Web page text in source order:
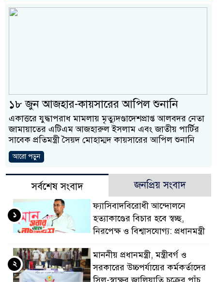
মিরপুর মডেল থানার অভিযানে ৯০ বোতল
মাদক কারবারি গ্রেফতার
২৮ লাখ টাকার জাল নোটসহ দুইজনকে গ্রেফতার
যেকোনো সময় বেনজীরের প্রত্যাবর্তন
নেতৃত্ব ও গণতন্ত্রের মূর্তমান প্রতীক বেগম খালেদা জিয়া
যে ভাবে ডেভিড ইমনের কাছে মিলল ভারতীয় আধার
অবৈধ বিদেশি পিস্তল, ম্যাগাজিন ও গুলিসহ আইনের
জড়িত কিশোর গ্যাংয়ের চার শিশু আটক
১৮ জুন আজহার-কায়সারের আপিল শুনানি
একাত্তরে যুদ্ধাপরাধ মামলায় মৃত্যুদণ্ডাদেশপ্রাপ্ত আলবদর নেতা
জামায়াতের এটিএম আজহারুল ইসলাম এবং জাতীয় পার্টির
সাবেক প্রতিমন্ত্রী সৈয়দ মোহাম্মদ কায়সারের আপিল শুনানি
আরো পড়ুন
সর্বশেষ সংবাদ জনপ্রিয় সংবাদ
ফ্যাসিবাদবিরোধী আন্দোলনে
হত্যাকাণ্ডের বিচার হবে স্বচ্ছ,
নিরপেক্ষ ও বিশ্বাসযোগ্য: প্রধানমন্ত্রী
১
মাননীয় প্রধানমন্ত্রী, মন্ত্রীবর্গ ও
সরকারের উচ্চপর্যায়ের কর্মকর্তাদের
২